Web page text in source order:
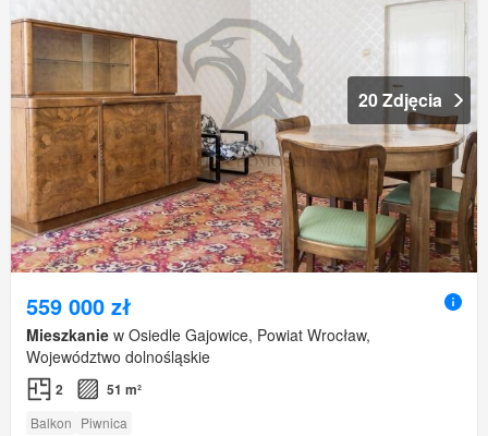
20 Zdjęcia
559 000 zł
Mieszkanie w Osiedle Gajowice, Powiat Wrocław,
Województwo dolnośląskie
2 51 m²
Balkon Piwnica